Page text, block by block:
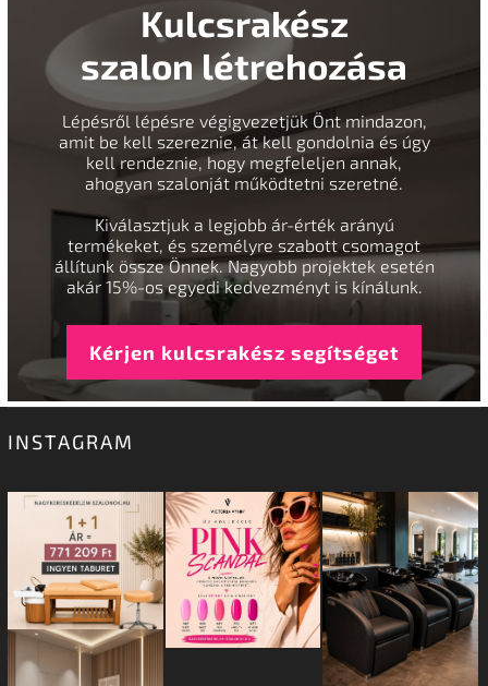
Kulcsrakész
szalon létrehozása
Lépésről lépésre végigvezetjük Önt mindazon,
amit be kell szereznie, át kell gondolnia és úgy
kell rendeznie, hogy megfeleljen annak,
ahogyan szalonját működtetni szeretné.
Kiválasztjuk a legjobb ár-érték arányú
termékeket, és személyre szabott csomagot
állítunk össze Önnek. Nagyobb projektek esetén
akár 15%-os egyedi kedvezményt is kínálunk.
Kérjen kulcsrakész segítséget
INSTAGRAM